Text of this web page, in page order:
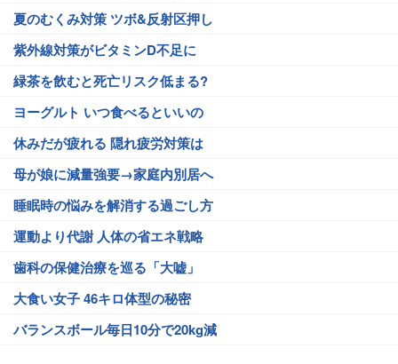
夏のむくみ対策 ツボ&反射区押し
紫外線対策がビタミンD不足に
緑茶を飲むと死亡リスク低まる?
ヨーグルト いつ食べるといいの
休みだが疲れる 隠れ疲労対策は
母が娘に減量強要→家庭内別居へ
睡眠時の悩みを解消する過ごし方
運動より代謝 人体の省エネ戦略
歯科の保健治療を巡る「大嘘」
大食い女子 46キロ体型の秘密
バランスボール毎日10分で20kg減